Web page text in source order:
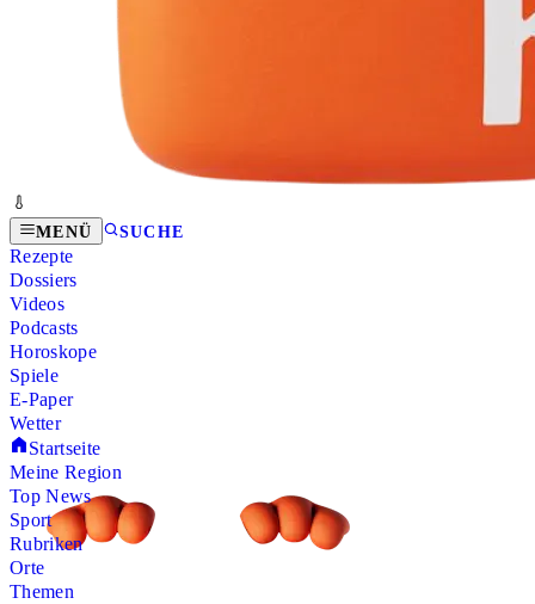
MENÜ SUCHE
Rezepte
Dossiers
Videos
Podcasts
Horoskope
Spiele
E-Paper
Wetter
Startseite
Meine Region
Top News
Sport
Rubriken
Orte
Themen